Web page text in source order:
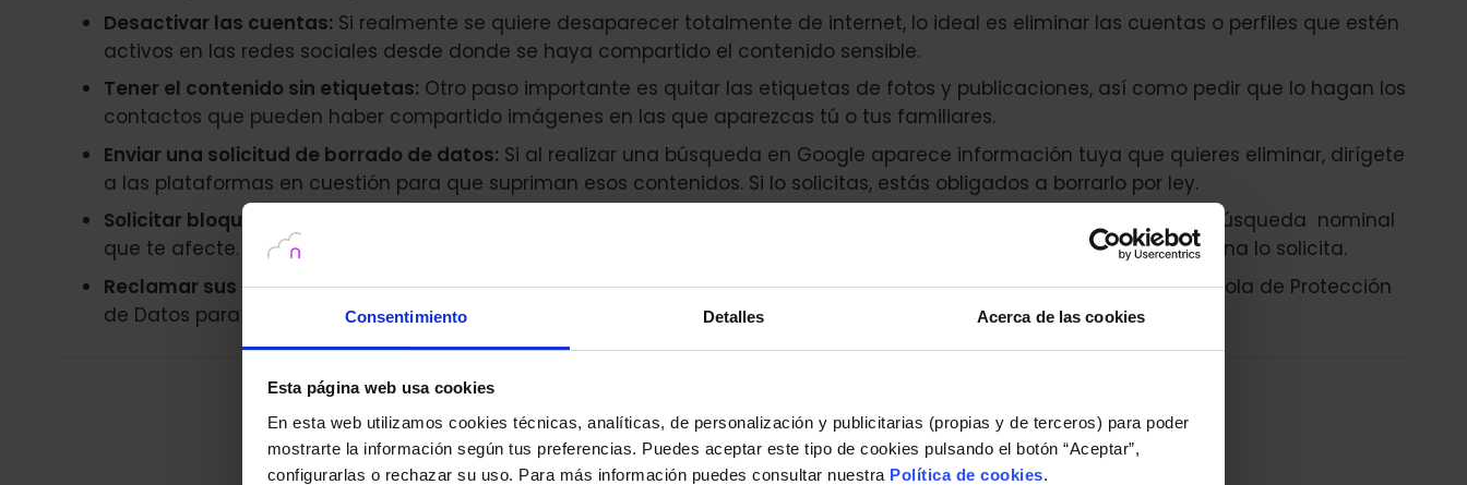
Consentimiento Detalles Acerca de las cookies
Esta página web usa cookies
En esta web utilizamos cookies técnicas, analíticas, de personalización y publicitarias (propias y de terceros) para poder
mostrarte la información según tus preferencias. Puedes aceptar este tipo de cookies pulsando el botón “Aceptar”,
configurarlas o rechazar su uso. Para más información puedes consultar nuestra Política de cookies.
Desactivar las cuentas: Si realmente se quiere desaparecer totalmente de internet, lo ideal es eliminar las cuentas o perfiles que estén
activos en las redes sociales desde donde se haya compartido el contenido sensible.
Tener el contenido sin etiquetas: Otro paso importante es quitar las etiquetas de fotos y publicaciones, así como pedir que lo hagan los
contactos que pueden haber compartido imágenes en las que aparezcas tú o tus familiares.
Enviar una solicitud de borrado de datos: Si al realizar una búsqueda en Google aparece información tuya que quieres eliminar, dirígete
a las plataformas en cuestión para que supriman esos contenidos. Si lo solicitas, estás obligados a borrarlo por ley.
Solicitar bloqueos en las búsquedas:
Si el paso anterior no funciona, pide a los buscadores que bloqueen cualquier búsqueda nominal
que te afecte. Desde 2014, los buscadores deben disponer de mecanismos para retirar contenidos cuando una persona lo solicita.
Reclamar sus derechos:Si una compañía se niega a eliminar los contenidos puedes reclamar ante la Agencia Española de Protección
de Datos para que se respete la normativa y dejen de vulnerarse tus derechos.
Si tienes alguna duda o consulta no dude en contactar con nosotros
Contáctanos